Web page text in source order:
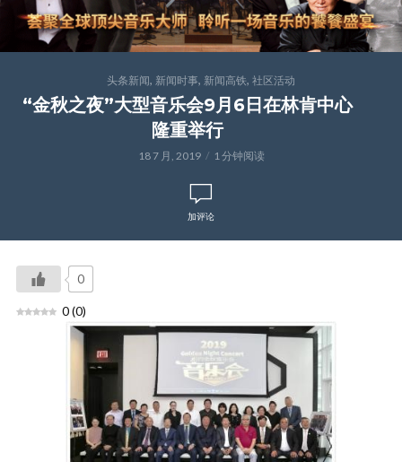
头条新闻, 新闻时事, 新闻高铁, 社区活动
“金秋之夜”大型音乐会9月6日在林肯中心
隆重举行
18 7 月, 2019 1 分钟阅读
加评论
0
0(0)